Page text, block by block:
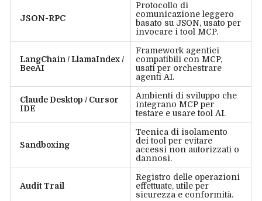
JSON-RPC
Protocollo di
comunicazione leggero
basato su JSON, usato per
invocare i tool MCP.
LangChain / LlamaIndex /
BeeAI
Framework agentici
compatibili con MCP,
usati per orchestrare
agenti AI.
Claude Desktop / Cursor
IDE
Ambienti di sviluppo che
integrano MCP per
testare e usare tool AI.
Sandboxing
Tecnica di isolamento
dei tool per evitare
accessi non autorizzati o
dannosi.
Audit Trail
Registro delle operazioni
effettuate, utile per
sicurezza e conformità.